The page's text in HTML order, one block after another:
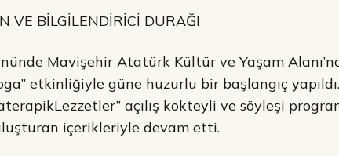
VE BİLGİLENDİRİCİ DURAĞI
Mavişehir Atatürk Kültür ve Yaşam
etkinliğiyle güne huzurlu bir başlangıç yapıldı.
açılış kokteyli ve söyleşi
içerikleriyle devam etti.